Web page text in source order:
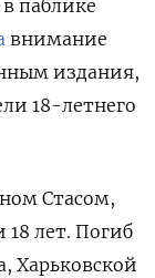
паблике
внимание
издания,
18-летнего
Стасом,
18 лет. Погиб
Харьковской